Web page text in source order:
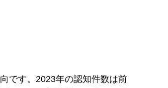
です。2023年の認知件数は前